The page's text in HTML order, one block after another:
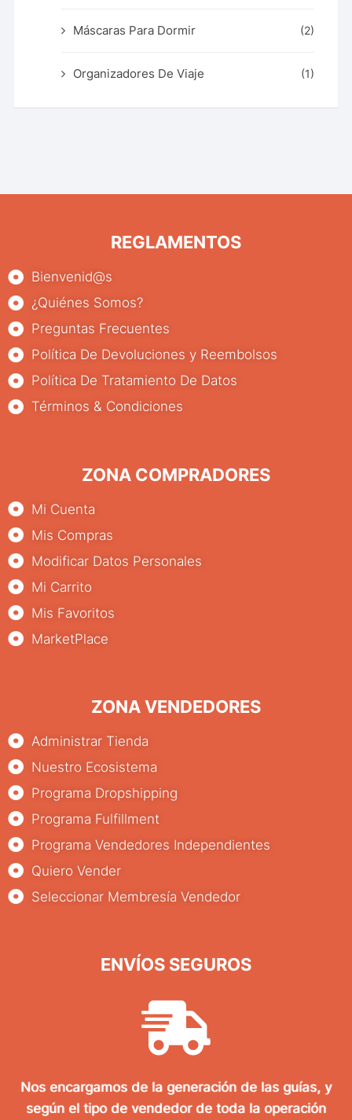
Máscaras Para Dormir (2)
Organizadores De Viaje (1)
REGLAMENTOS
Bienvenid@s
¿Quiénes Somos?
Preguntas Frecuentes
Política De Devoluciones y Reembolsos
Política De Tratamiento De Datos
Términos & Condiciones
ZONA COMPRADORES
Mi Cuenta
Mis Compras
Modificar Datos Personales
Mi Carrito
Mis Favoritos
MarketPlace
ZONA VENDEDORES
Administrar Tienda
Nuestro Ecosistema
Programa Dropshipping
Programa Fulfillment
Programa Vendedores Independientes
Quiero Vender
Seleccionar Membresía Vendedor
ENVÍOS SEGUROS
Nos encargamos de la generación de las guías, y
según el tipo de vendedor de toda la operación